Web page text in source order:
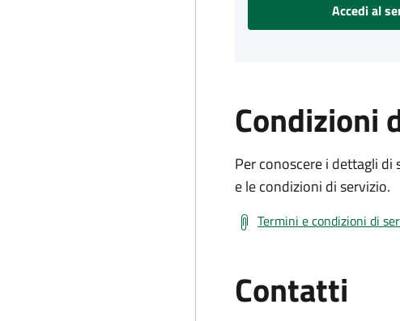
Accedi al
Condizioni
Per conoscere i dettagli
e le condizioni di servizio.
Termini e condizioni di
Contatti